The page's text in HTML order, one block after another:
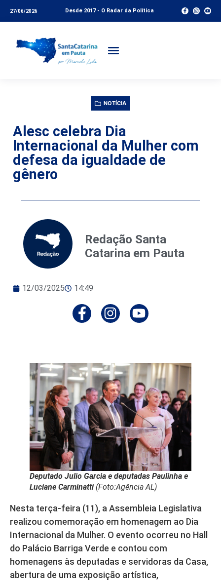
27/06/2026 Desde 2017 - O Radar da Política
NOTÍCIA
Alesc celebra Dia
Internacional da Mulher com
defesa da igualdade de
gênero
Redação Santa
Catarina em Pauta
12/03/2025 14:49
Deputado Julio Garcia e deputadas Paulinha e
Luciane Carminatti(Foto:Agência AL)
Nesta terça-feira (11), a Assembleia Legislativa
realizou comemoração em homenagem ao Dia
Internacional da Mulher. O evento ocorreu no Hall
do Palácio Barriga Verde e contou com
homenagens às deputadas e servidoras da Casa,
abertura de uma exposição artística,